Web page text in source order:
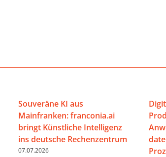
Souveräne KI aus
Mainfranken: franconia.ai
bringt Künstliche Intelligenz
ins deutsche Rechenzentrum
07.07.2026